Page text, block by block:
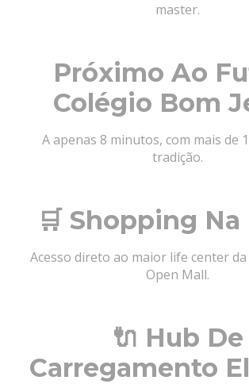
master.
Próximo Ao
Colégio Bom
A apenas 8 minutos, com mais de
tradição.
🛒 Shopping Na
Acesso direto ao maior life center da
Open Mall.
🔌 Hub De
Carregamento